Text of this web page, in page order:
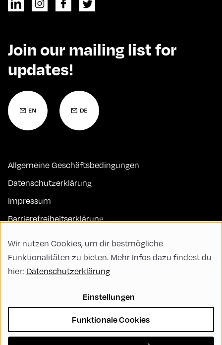
Join our mailing list for
updates!
Allgemeine Geschäftsbedingungen
Datenschutzerklärung
Impressum
Barrierefreiheitserklärung
FAQs
Code of Conduct
Nachhaltigkeit
Vielfalt, Gleichberechtigung und Inklusion
Wir nutzen Cookies, um dir bestmögliche
Funktionalitäten zu bieten. Mehr Infos dazu findest du
hier: Datenschutzerklärung
Einstellungen
Funktionale Cookies